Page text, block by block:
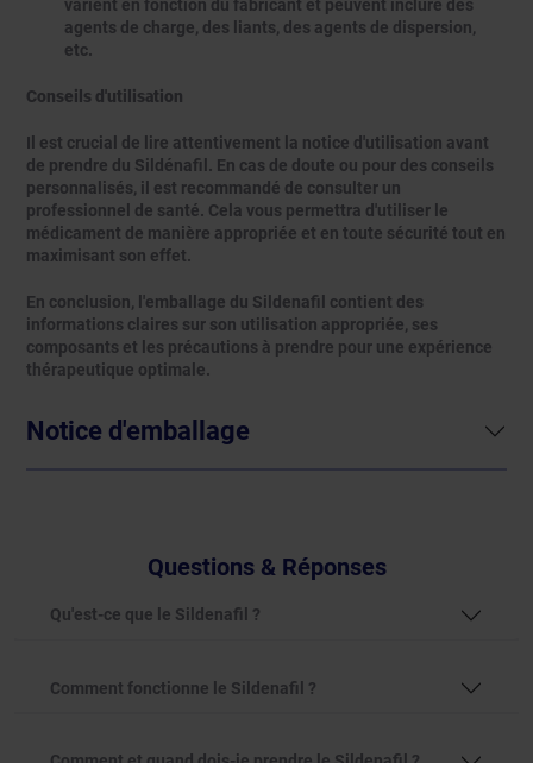
varient en fonction du fabricant et peuvent inclure des
agents de charge, des liants, des agents de dispersion,
etc.
Conseils d'utilisation
Il est crucial de lire attentivement la notice d'utilisation avant
de prendre du Sildénafil. En cas de doute ou pour des conseils
personnalisés, il est recommandé de consulter un
professionnel de santé. Cela vous permettra d'utiliser le
médicament de manière appropriée et en toute sécurité tout en
maximisant son effet.
En conclusion, l'emballage du Sildenafil contient des
informations claires sur son utilisation appropriée, ses
composants et les précautions à prendre pour une expérience
thérapeutique optimale.
Notice d'emballage
Questions & Réponses
Qu'est-ce que le Sildenafil ?
Comment fonctionne le Sildenafil ?